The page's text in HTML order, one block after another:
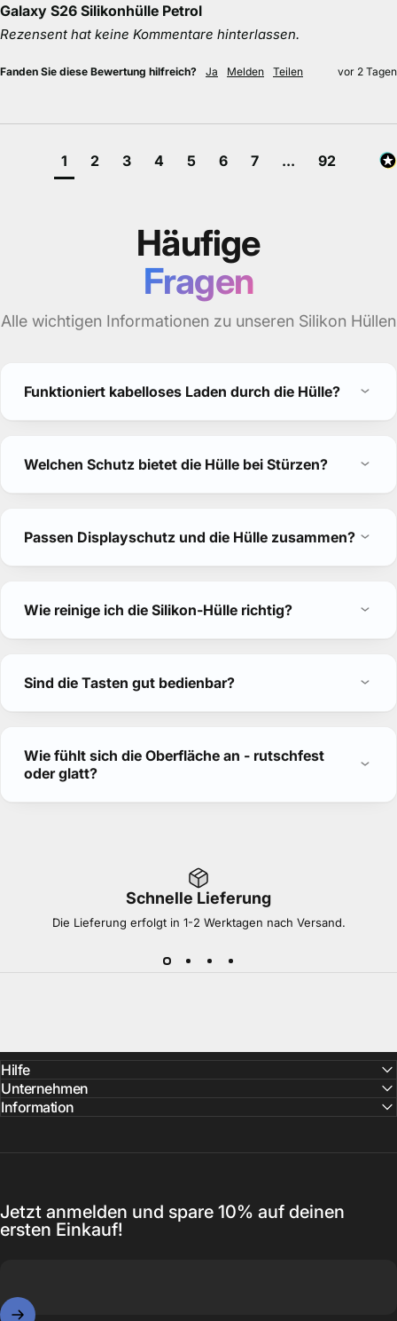
Galaxy S26 Silikonhülle Petrol
Rezensent hat keine Kommentare hinterlassen.
Fanden Sie diese Bewertung hilfreich? Ja Melden Teilen vor 2 Tagen
1 2 3 4 5 6 7 ... 92
Häufige
Fragen
Alle wichtigen Informationen zu unseren Silikon Hüllen
Funktioniert kabelloses Laden durch die Hülle?
Welchen Schutz bietet die Hülle bei Stürzen?
Passen Displayschutz und die Hülle zusammen?
Wie reinige ich die Silikon-Hülle richtig?
Sind die Tasten gut bedienbar?
Wie fühlt sich die Oberfläche an - rutschfest
oder glatt?
Schnelle Lieferung
Die Lieferung erfolgt in 1-2 Werktagen nach Versand.
Hilfe
Unternehmen
Information
Jetzt anmelden und spare 10% auf deinen
ersten Einkauf!